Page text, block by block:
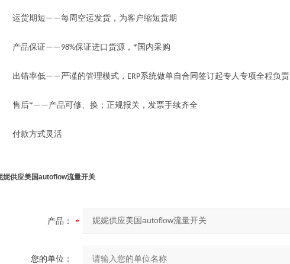
运货期短——每周空运发货，为客户缩短货期
产品保证——98%保证进口货源，*国内采购
出错率低——严谨的管理模式， ERP系统做单自合同签订起专人专项全程负责
售后*——产品可修、换；正规报关，发票手续齐全
付款方式灵活
妮供应美国autoflow流量开关
产品：
您的单位：